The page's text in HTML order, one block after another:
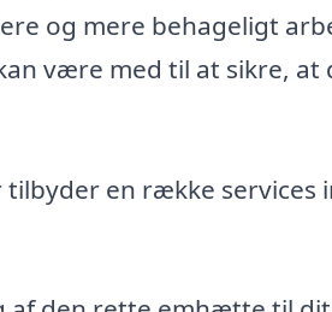
og mere behageligt
være med til at sikre,
en række services